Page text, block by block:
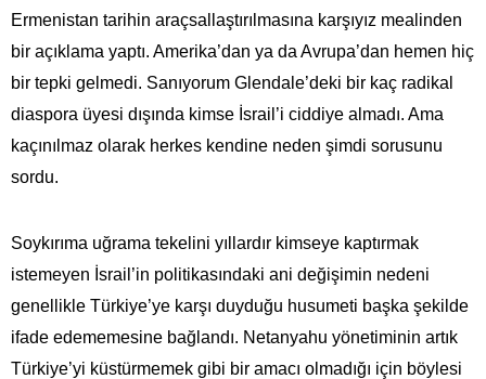
Ermenistan tarihin araçsallaştırılmasına karşıyız mealinden
bir açıklama yaptı. Amerika’dan ya da Avrupa’dan hemen hiç
bir tepki gelmedi. Sanıyorum Glendale’deki bir kaç radikal
diaspora üyesi dışında kimse İsrail’i ciddiye almadı. Ama
kaçınılmaz olarak herkes kendine neden şimdi sorusunu
sordu.
Soykırıma uğrama tekelini yıllardır kimseye kaptırmak
istemeyen İsrail’in politikasındaki ani değişimin nedeni
genellikle Türkiye’ye karşı duyduğu husumeti başka şekilde
ifade edememesine bağlandı. Netanyahu yönetiminin artık
Türkiye’yi küstürmemek gibi bir amacı olmadığı için böylesi